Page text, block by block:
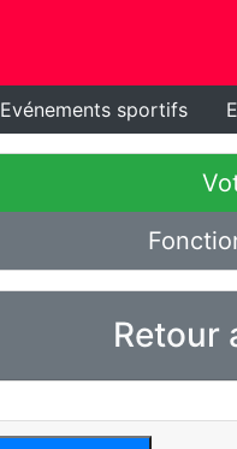
Evénements sportifs
Retour